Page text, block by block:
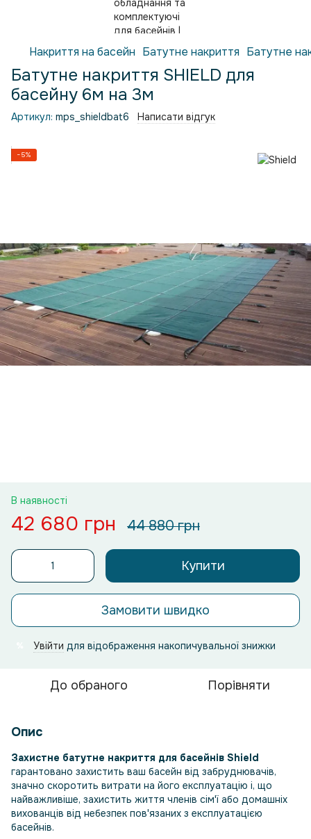
Накриття на басейн Батутне накриття Батутне
Батутне накриття SHIELD для
басейну 6м на 3м
Артикул: mps_shieldbat6 Написати відгук
−5%
В наявності
42 680 грн 44 880 грн
Купити
Замовити швидко
Увійти для відображення накопичувальної знижки
До обраного Порівняти
Опис
Захистне батутне накриття для басейнів Shield
гарантовано захистить ваш басейн від забруднювачів,
значно скоротить витрати на його експлуатацію і, що
найважливіше, захистить життя членів сім'ї або домашніх
вихованців від небезпек пов'язаних з експлуатацією
басейнів.